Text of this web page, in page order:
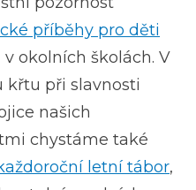
příběhy pro děti
okolních školách. V
křtu při slavnosti
našich
chystáme také
letní tábor,